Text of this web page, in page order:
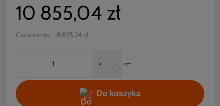
10 855,04 zł
Cena netto: 8 825,24 zł
+ - szt.
Do koszyka